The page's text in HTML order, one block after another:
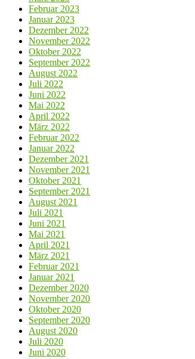
Februar 2023
Januar 2023
Dezember 2022
November 2022
Oktober 2022
September 2022
August 2022
Juli 2022
Juni 2022
Mai 2022
April 2022
März 2022
Februar 2022
Januar 2022
Dezember 2021
November 2021
Oktober 2021
September 2021
August 2021
Juli 2021
Juni 2021
Mai 2021
April 2021
März 2021
Februar 2021
Januar 2021
Dezember 2020
November 2020
Oktober 2020
September 2020
August 2020
Juli 2020
Juni 2020